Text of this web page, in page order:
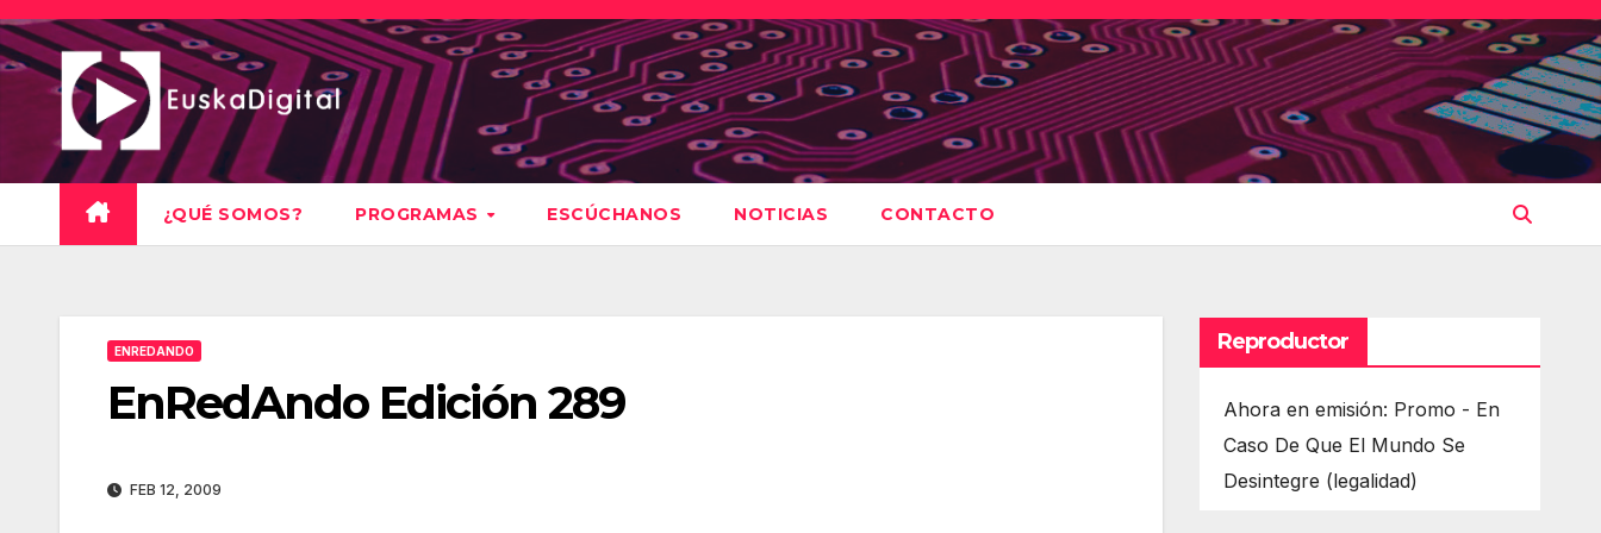
Saltar
al
contenido
¿QUÉ SOMOS? PROGRAMAS ESCÚCHANOS NOTICIAS CONTACTO
ENREDANDO
EnRedAndo Edición 289
FEB 12, 2009
Reproductor
Ahora en emisión: Promo - En
Caso De Que El Mundo Se
Desintegre (legalidad)